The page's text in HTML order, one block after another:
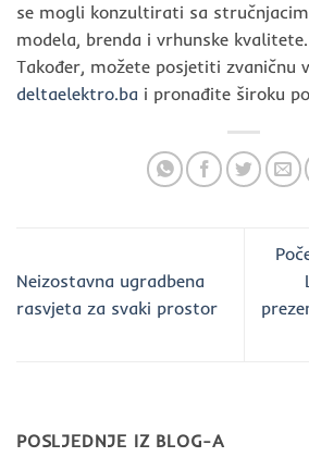
se mogli konzultirati sa
modela, brenda i vrhunske kvalitete.
Također, možete posjetiti zvaničnu
deltaelektro.ba i pronađite široku
Neizostavna ugradbena
rasvjeta za svaki prostor
POSLJEDNJE IZ BLOG-A